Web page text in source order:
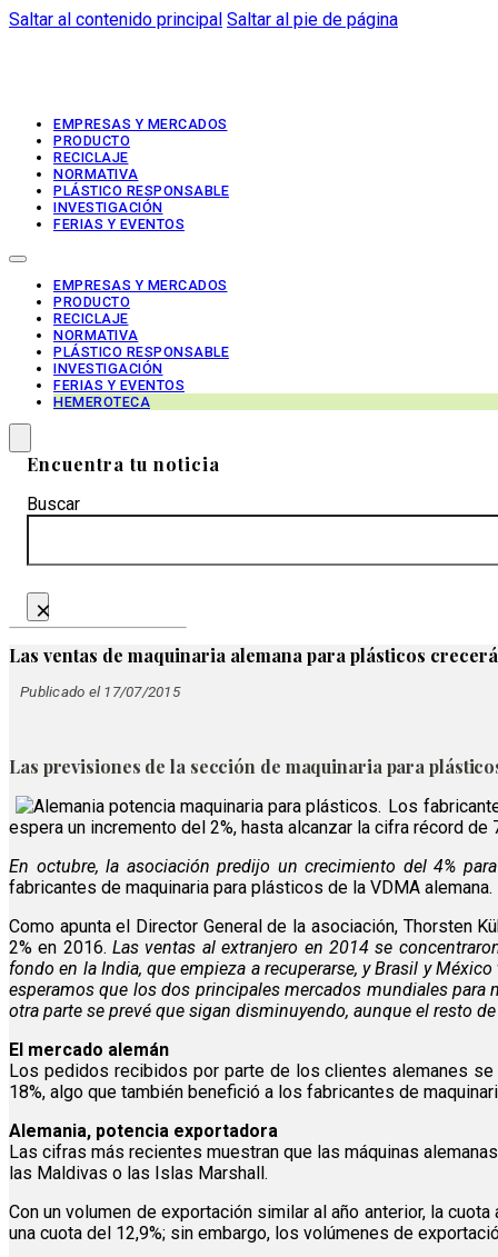
Saltar al contenido principal Saltar al pie de página
EMPRESAS Y MERCADOS
PRODUCTO
RECICLAJE
NORMATIVA
PLÁSTICO RESPONSABLE
INVESTIGACIÓN
FERIAS Y EVENTOS
EMPRESAS Y MERCADOS
PRODUCTO
RECICLAJE
NORMATIVA
PLÁSTICO RESPONSABLE
INVESTIGACIÓN
FERIAS Y EVENTOS
HEMEROTECA
Encuentra tu noticia
Buscar
×
Las ventas de maquinaria alemana para plásticos
Publicado el 17/07/2015
Las previsiones de la sección de maquinaria para
Los
espera un incremento del 2%, hasta alcanzar la cifra récord
En octubre, la asociación predijo un crecimiento del 4%
fabricantes de maquinaria para plásticos de la VDMA alemana.
Como apunta el Director General de la asociación, Thorsten
2% en 2016.Las ventas al extranjero en 2014 se
fondo en la India, que empieza a recuperarse, y Brasil y
esperamos que los dos principales mercados mundiales para
otra parte se prevé que sigan disminuyendo, aunque el resto
El mercado alemán
Los pedidos recibidos por parte de los clientes alemanes
18%, algo que también benefició a los fabricantes de
Alemania, potencia exportadora
Las cifras más recientes muestran que las máquinas
las Maldivas o las Islas Marshall.
Con un volumen de exportación similar al año anterior, la
una cuota del 12,9%; sin embargo, los volúmenes de